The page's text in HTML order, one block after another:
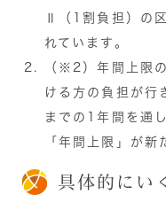
Ⅱ（1割負担）の
れています。
（※2）年間上限
ける方の負担が行
までの1年間を通
「年間上限」が新
具体的にい